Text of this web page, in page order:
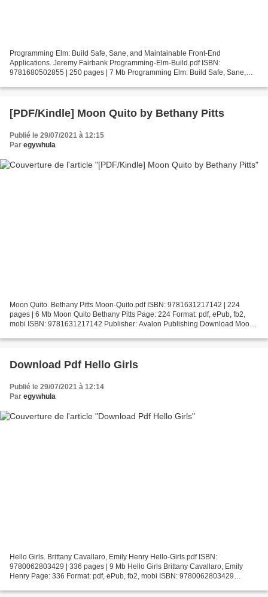
Programming Elm: Build Safe, Sane, and Maintainable Front-End
Applications. Jeremy Fairbank Programming-Elm-Build.pdf ISBN:
9781680502855 | 250 pages | 7 Mb Programming Elm: Build Safe, Sane,
[PDF/Kindle] Moon Quito by Bethany Pitts
Publié le 29/07/2021 à 12:15
Par egywhula
Moon Quito. Bethany Pitts Moon-Quito.pdf ISBN: 9781631217142 | 224
pages | 6 Mb Moon Quito Bethany Pitts Page: 224 Format: pdf, ePub, fb2,
mobi ISBN: 9781631217142 Publisher: Avalon Publishing Download Moon
Download Pdf Hello Girls
Publié le 29/07/2021 à 12:14
Par egywhula
Hello Girls. Brittany Cavallaro, Emily Henry Hello-Girls.pdf ISBN:
9780062803429 | 336 pages | 9 Mb Hello Girls Brittany Cavallaro, Emily
Henry Page: 336 Format: pdf, ePub, fb2, mobi ISBN: 9780062803429